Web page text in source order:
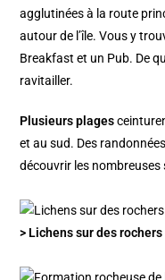
agglutinées à la route
autour de l’île. Vous y
Breakfast et un Pub. De
ravitailler.
Plusieurs plages
et au sud. Des
découvrir les nombreuses
> Lichens sur des rochers